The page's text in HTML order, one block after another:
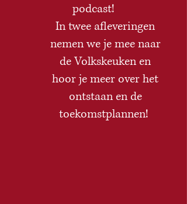
podcast!
In twee afleveringen
nemen we je mee naar
de Volkskeuken en
hoor je meer over het
ontstaan en de
toekomstplannen!